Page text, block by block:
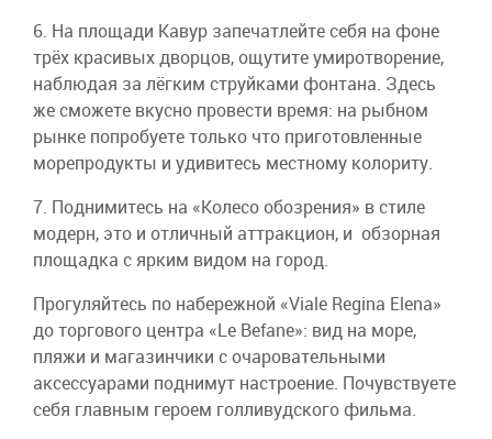
6. На площади Кавур запечатлейте себя на фоне
трёх красивых дворцов, ощутите умиротворение,
наблюдая за лёгким струйками фонтана. Здесь
же сможете вкусно провести время: на рыбном
рынке попробуете только что приготовленные
морепродукты и удивитесь местному колориту.
7. Поднимитесь на «Колесо обозрения» в стиле
модерн, это и отличный аттракцион, и обзорная
площадка с ярким видом на город.
Прогуляйтесь по набережной «Viale Regina Elena»
до торгового центра «Le Befane»: вид на море,
пляжи и магазинчики с очаровательными
аксессуарами поднимут настроение. Почувствуете
себя главным героем голливудского фильма.